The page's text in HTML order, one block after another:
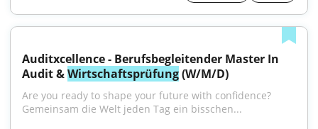
Auditxcellence - Berufsbegleitender Master In
Audit & Wirtschaftsprüfung (W/M/D)
Are you ready to shape your future with confidence?
Gemeinsam die Welt jeden Tag ein bisschen...